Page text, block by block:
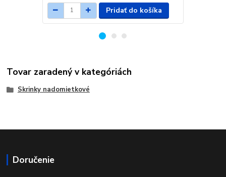
Pridať do košíka
Tovar zaradený v kategóriách
Skrinky nadomietkové
Doručenie